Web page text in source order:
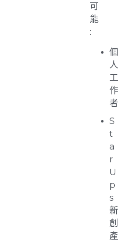
可
能
:
個
人
工
作
者
S
t
a
r
U
p
s
新
創
產